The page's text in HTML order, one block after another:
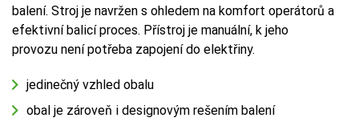
balení. Stroj je navržen s ohledem na komfort operátorů a
efektivní balicí proces. Přístroj je manuální, k jeho
provozu není potřeba zapojení do elektřiny.
jedinečný vzhled obalu
obal je zároveň i designovým rešením balení